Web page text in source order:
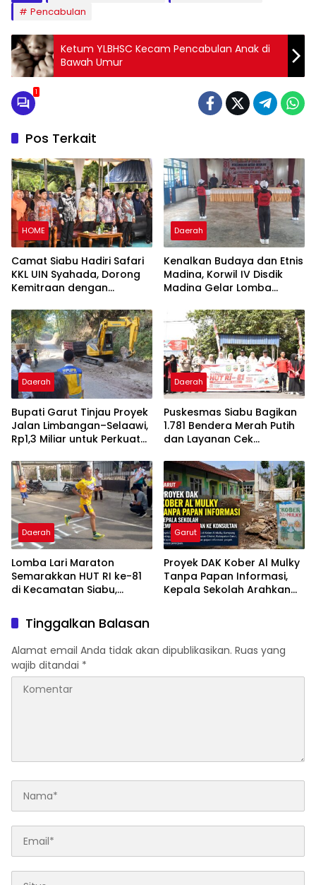
Pencabulan
Ketum YLBHSC Kecam Pencabulan Anak di
Bawah Umur
1
Pos Terkait
HOME
Camat Siabu Hadiri Safari
KKL UIN Syahada, Dorong
Kemitraan dengan
Masyarakat
Daerah
Kenalkan Budaya dan Etnis
Madina, Korwil IV Disdik
Madina Gelar Lomba
Daerah
Bupati Garut Tinjau Proyek
Jalan Limbangan–Selaawi,
Rp1,3 Miliar untuk Perkuat
Daerah
Puskesmas Siabu Bagikan
1.781 Bendera Merah Putih
dan Layanan Cek
HUT RI ke-81
Daerah
Lomba Lari Maraton
Semarakkan HUT RI ke-81
di Kecamatan Siabu,
Garut
Proyek DAK Kober Al Mulky
Tanpa Papan Informasi,
Kepala Sekolah Arahkan
Tinggalkan Balasan
Alamat email Anda tidak akan dipublikasikan. Ruas yang
wajib ditandai *